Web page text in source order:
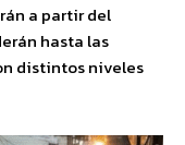
a partir del
hasta las
distintos niveles